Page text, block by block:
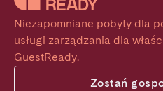
Niezapomniane pobyty dla
usługi zarządzania dla
GuestReady.
Zostań